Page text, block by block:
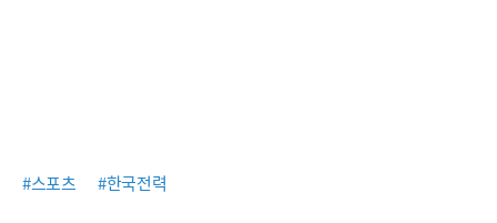
#스포츠 #한국전력